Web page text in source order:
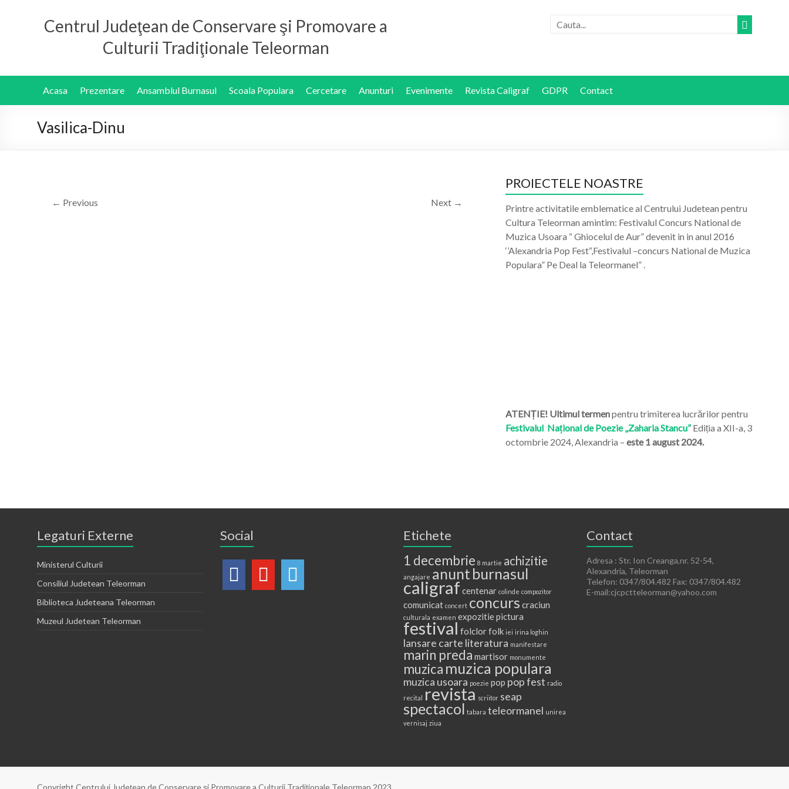
Centrul Judeţean de Conservare şi Promovare a
Culturii Tradiţionale Teleorman
Acasa Prezentare Ansamblul Burnasul Scoala Populara Cercetare Anunturi Evenimente Revista Caligraf GDPR Contact
Vasilica-Dinu
← Previous Next →
PROIECTELE NOASTRE
Printre activitatile emblematice al Centrului Judetean pentru
Cultura Teleorman amintim: Festivalul Concurs National de
Muzica Usoara “ Ghiocelul de Aur” devenit in in anul 2016
‘’Alexandria Pop Fest“,Festivalul –concurs National de Muzica
Populara” Pe Deal la Teleormanel” .
ATENȚIE! Ultimul termenpentru trimiterea lucrărilor pentru
Festivalul Național de Poezie „Zaharia Stancu” Ediția a XII-a, 3
octombrie 2024, Alexandria – este 1 august 2024.
Legaturi Externe
Ministerul Culturii
Consiliul Judetean Teleorman
Biblioteca Judeteana Teleorman
Muzeul Judetean Teleorman
Social
Etichete
1 decembrie 8 martie achizitie
angajare anunt burnasul
caligraf centenar colinde compozitor
comunicat concert concurs craciun
culturala examen expozitie pictura
festival folclorfolk iei irina loghin
lansare carte literatura manifestare
marin preda martisor monumente
muzica muzica populara
muzica usoara poezie pop pop fest radio
recital revista scriitor seap
spectacol tabara teleormanel unirea
vernisaj ziua
Contact
Adresa : Str. Ion Creanga,nr. 52-54,
Alexandria, Teleorman
Telefon: 0347/804.482 Fax: 0347/804.482
E-mail:cjcpctteleorman@yahoo.com
Copyright Centrului Judeţean de Conservare şi Promovare a Culturii Tradiţionale Teleorman 2023